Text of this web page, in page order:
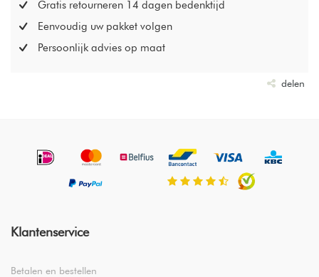
Gratis retourneren 14 dagen bedenktijd
Eenvoudig uw pakket volgen
Persoonlijk advies op maat
delen
Klantenservice
Betalen en bestellen